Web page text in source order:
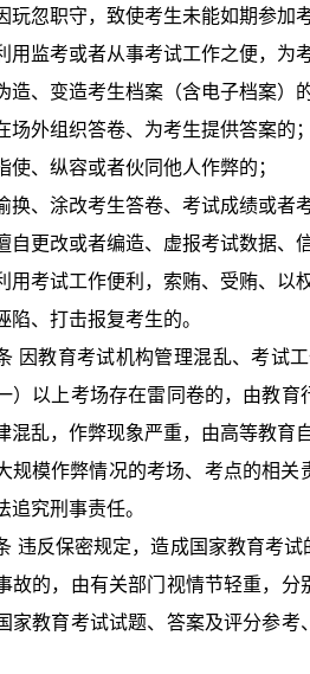
玩忽职守，致使考生未能如期参
用监考或者从事考试工作之便，为
造、变造考生档案（含电子档案）
场外组织答卷、为考生提供答案的
使、纵容或者伙同他人作弊的；
换、涂改考生答卷、考试成绩或者
自更改或者编造、虚报考试数据、
用考试工作便利，索贿、受贿、以
陷、打击报复考生的。
因教育考试机构管理混乱、考试
）以上考场存在雷同卷的，由教
混乱，作弊现象严重，由高等教育
规模作弊情况的考场、考点的相
追究刑事责任。
违反保密规定，造成国家教育考
故的，由有关部门视情节轻重，
家教育考试试题、答案及评分参